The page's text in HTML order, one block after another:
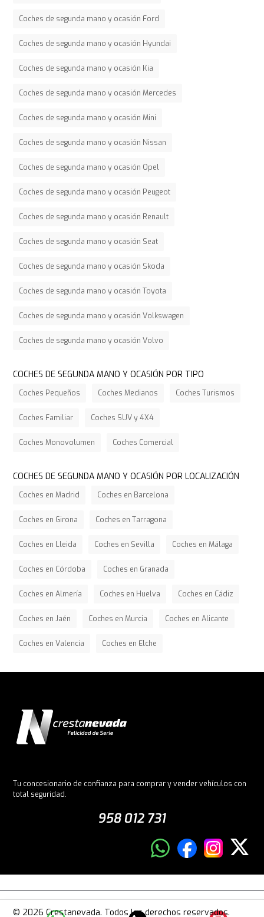
Coches de segunda mano y ocasión Ford
Coches de segunda mano y ocasión Hyundai
Coches de segunda mano y ocasión Kia
Coches de segunda mano y ocasión Mercedes
Coches de segunda mano y ocasión Mini
Coches de segunda mano y ocasión Nissan
Coches de segunda mano y ocasión Opel
Coches de segunda mano y ocasión Peugeot
Coches de segunda mano y ocasión Renault
Coches de segunda mano y ocasión Seat
Coches de segunda mano y ocasión Skoda
Coches de segunda mano y ocasión Toyota
Coches de segunda mano y ocasión Volkswagen
Coches de segunda mano y ocasión Volvo
COCHES DE SEGUNDA MANO Y OCASIÓN POR TIPO
Coches Pequeños Coches Medianos Coches Turismos
Coches Familiar Coches SUV y 4X4
Coches Monovolumen Coches Comercial
COCHES DE SEGUNDA MANO Y OCASIÓN POR LOCALIZACIÓN
Coches en Madrid Coches en Barcelona
Coches en Girona Coches en Tarragona
Coches en Lleida Coches en Sevilla Coches en Málaga
Coches en Córdoba Coches en Granada
Coches en Almería Coches en Huelva Coches en Cádiz
Coches en Jaén Coches en Murcia Coches en Alicante
Coches en Valencia Coches en Elche
Tu concesionario de confianza para comprar y vender vehículos con
total seguridad.
958 012 731
© 2026 Crestanevada. Todos los derechos reservados.